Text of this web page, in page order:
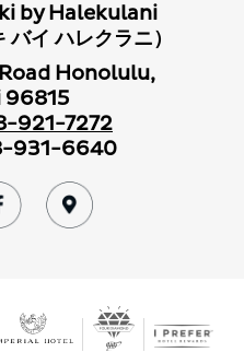
by Halekulani
バイ ハレクラニ）
Honolulu,
96815
921-7272
931-6640